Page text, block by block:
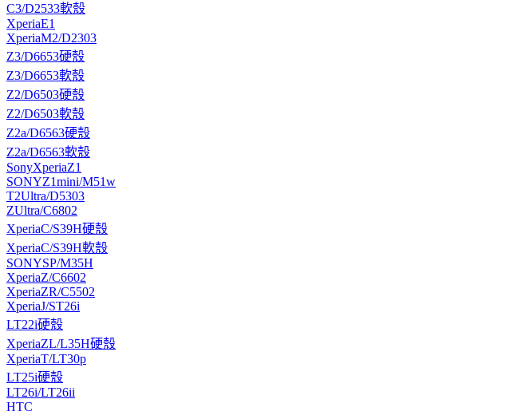
C3/D2533軟殼
XperiaE1
XperiaM2/D2303
Z3/D6653硬殼
Z3/D6653軟殼
Z2/D6503硬殼
Z2/D6503軟殼
Z2a/D6563硬殼
Z2a/D6563軟殼
SonyXperiaZ1
SONYZ1mini/M51w
T2Ultra/D5303
ZUltra/C6802
XperiaC/S39H硬殼
XperiaC/S39H軟殼
SONYSP/M35H
XperiaZ/C6602
XperiaZR/C5502
XperiaJ/ST26i
LT22i硬殼
XperiaZL/L35H硬殼
XperiaT/LT30p
LT25i硬殼
LT26i/LT26ii
HTC